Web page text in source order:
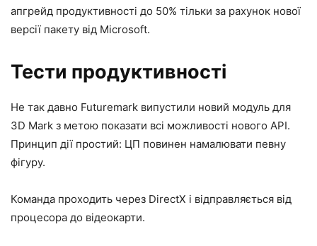
апгрейд продуктивності до 50% тільки за рахунок нової
версії пакету від Microsoft.
Тести продуктивності
Не так давно Futuremark випустили новий модуль для
3D Mark з метою показати всі можливості нового API.
Принцип дії простий: ЦП повинен намалювати певну
фігуру.
Команда проходить через DirectX і відправляється від
процесора до відеокарти.